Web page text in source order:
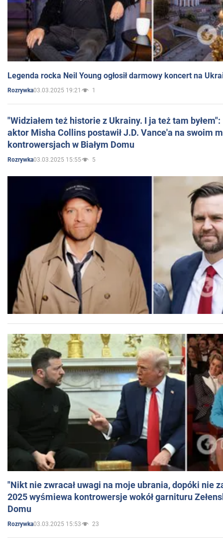
Legenda rocka Neil Young ogłosił darmowy koncert na
Rozrywka03.03.2025 19:21 1
"Widziałem też historie z Ukrainy. I ja też tam
aktor Misha Collins postawił J.D. Vance'a na swoim
kontrowersjach w Białym Domu
Rozrywka03.03.2025 15:55 5
"Nikt nie zwracał uwagi na moje ubrania, dopóki nie
2025 wyśmiewa kontrowersje wokół garnituru
Domu
Rozrywka03.03.2025 15:53 23